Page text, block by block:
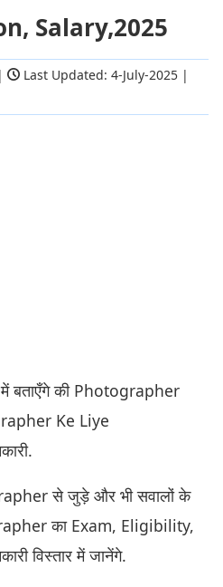
Salary,2025
| Last Updated: 4-July-2025 |
की Photographer
Ke Liye
से जुड़े और भी सवालों के
का Exam, Eligibility,
विस्तार में जानेंगे.